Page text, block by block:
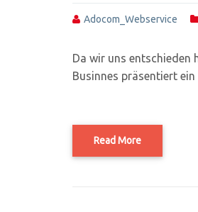
Adocom_Webservice
Da wir uns entschieden
Businnes präsentiert
Read More